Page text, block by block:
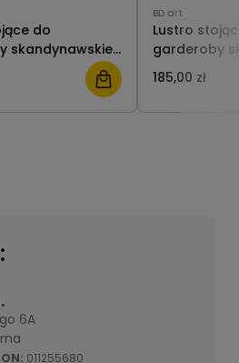
do
skandynawskie
BD art
BD art
Lustro
garderoby
155x40
185,00 zł
6A
011255680